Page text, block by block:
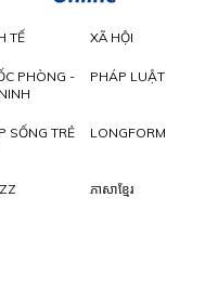
TẾ XÃ HỘI
PHÒNG -
PHÁP LUẬT
SỐNG TRẺ LONGFORM
ភាសាខ្មែរ